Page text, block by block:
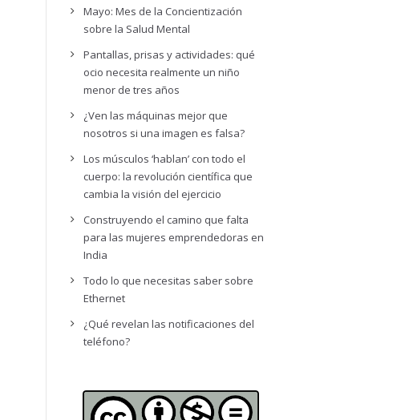
Mayo: Mes de la Concientización
sobre la Salud Mental
Pantallas, prisas y actividades: qué
ocio necesita realmente un niño
menor de tres años
¿Ven las máquinas mejor que
nosotros si una imagen es falsa?
Los músculos ‘hablan’ con todo el
cuerpo: la revolución científica que
cambia la visión del ejercicio
Construyendo el camino que falta
para las mujeres emprendedoras en
India
Todo lo que necesitas saber sobre
Ethernet
¿Qué revelan las notificaciones del
teléfono?